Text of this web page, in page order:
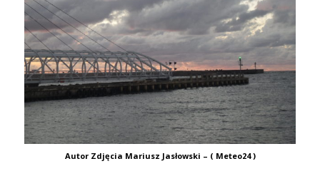
Autor Zdjęcia Mariusz Jasłowski – ( Meteo24 )